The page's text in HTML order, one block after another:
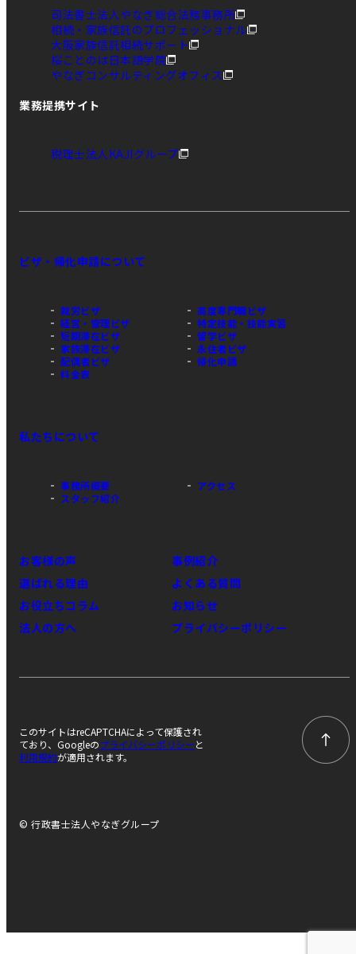
司法書士法人やなぎ総合法務事務所
相続・家族信託のプロフェッショナル
大阪家族信託相続サポート
桜ことのは日本語学院
やなぎコンサルティングオフィス
業務提携サイト
税理士法人KAJIグループ
ビザ・帰化申請について
就労ビザ
高度専門職ビザ
経営・管理ビザ
特定技能・技能実習
短期滞在ビザ
留学ビザ
家族滞在ビザ
永住者ビザ
配偶者ビザ
帰化申請
料金表
私たちについて
事務所概要
アクセス
スタッフ紹介
お客様の声
事例紹介
選ばれる理由
よくある質問
お役立ちコラム
お知らせ
法人の方へ
プライバシーポリシー
このサイトはreCAPTCHAによって保護され
ており、Googleのプライバシーポリシーと
利用規約が適用されます。
© 行政書士法人やなぎグループ